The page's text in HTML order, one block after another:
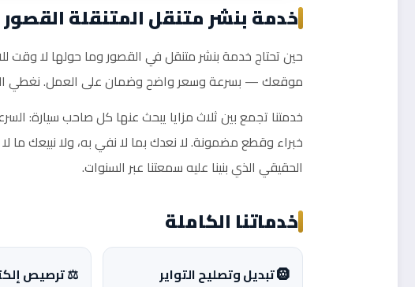
خدمة بنشر متنقل المتنقلة القصور
حين تحتاج خدمة بنشر متنقل في القصور وما حولها لا وقت
موقعك — بسرعة وسعر واضح وضمان على العمل. نغطي القصور وجميع المناطق المجاورة على
خدمتنا تجمع بين ثلاث مزايا يبحث عنها كل صاحب سيارة:
خبراء وقطع مضمونة. لا نعدك بما لا نفي به، ولا نبيعك
الحقيقي الذي بنينا عليه سمعتنا عبر السنوات.
خدماتنا الكاملة
🛞 تبديل وتصليح التواير ⚖️ ترصيص